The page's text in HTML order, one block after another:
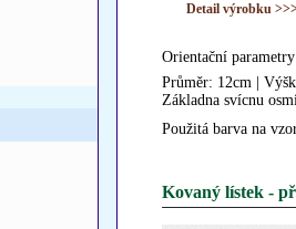
Detail výrobku
Orientační
Průměr: 12cm |
Základna svícnu
Použitá barva na
Kovaný lístek -